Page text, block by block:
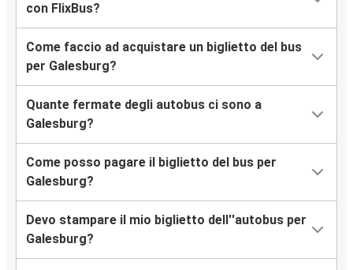
con FlixBus?
Come faccio ad acquistare un biglietto del bus
per Galesburg?
Quante fermate degli autobus ci sono a
Galesburg?
Come posso pagare il biglietto del bus per
Galesburg?
Devo stampare il mio biglietto dell''autobus per
Galesburg?